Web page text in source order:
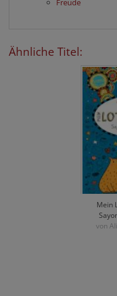
Freude
Ähnliche Titel:
Mein
von